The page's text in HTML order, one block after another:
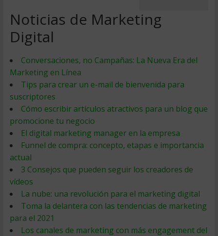
Noticias de Marketing
Digital
Conversaciones, no Campañas: La Nueva Era del
Marketing en Línea
Tips para crear un e-mail de bienvenida para
suscriptores
Cómo escribir artículos atractivos para un blog que
promocione tu negocio
El digital marketing manager en la empresa
Funnel de compra: concepto, etapas e importancia
actual
3 Consejos que pueden seguir los creadores de
vídeos
La nube: una revolución para el marketing digital
Toma la delantera con las tendencias de marketing
para el 2021
Los canales de marketing con más engagement del